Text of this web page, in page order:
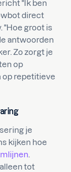
"Ik ben
direct
"Hoe groot is
antwoorden
Zo zorgt je
op
op repetitieve
je
kijken hoe
.
tot